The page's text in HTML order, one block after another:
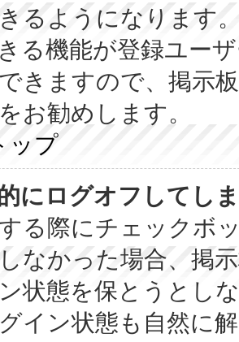
るようになります
る機能が登録ユー
きますので、掲示
お勧めします。
ップ
にログオフしてし
る際にチェックボ
なかった場合、掲
状態を保とうとし
イン状態も自然に